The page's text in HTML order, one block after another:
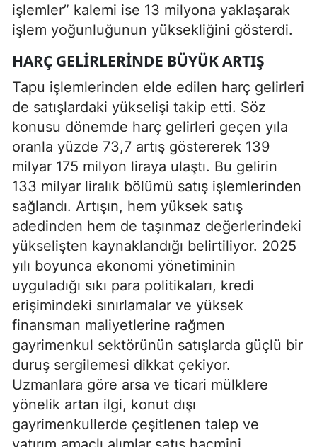
işlemler” kalemi ise 13 milyona yaklaşarak
işlem yoğunluğunun yüksekliğini gösterdi.
HARÇ GELIRLERINDE BÜYÜK ARTIŞ
Tapu işlemlerinden elde edilen harç gelirleri
de satışlardaki yükselişi takip etti. Söz
konusu dönemde harç gelirleri geçen yıla
oranla yüzde 73,7 artış göstererek 139
milyar 175 milyon liraya ulaştı. Bu gelirin
133 milyar liralık bölümü satış işlemlerinden
sağlandı. Artışın, hem yüksek satış
adedinden hem de taşınmaz değerlerindeki
yükselişten kaynaklandığı belirtiliyor. 2025
yılı boyunca ekonomi yönetiminin
uyguladığı sıkı para politikaları, kredi
erişimindeki sınırlamalar ve yüksek
finansman maliyetlerine rağmen
gayrimenkul sektörünün satışlarda güçlü bir
duruş sergilemesi dikkat çekiyor.
Uzmanlara göre arsa ve ticari mülklere
yönelik artan ilgi, konut dışı
gayrimenkullerde çeşitlenen talep ve